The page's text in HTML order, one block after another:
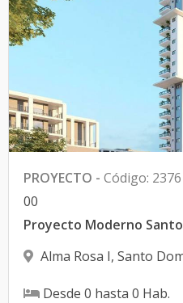
PROYECTO - Código: 2376
00
Proyecto Moderno
Alma Rosa I, Santo
Desde 0 hasta 0 Hab.